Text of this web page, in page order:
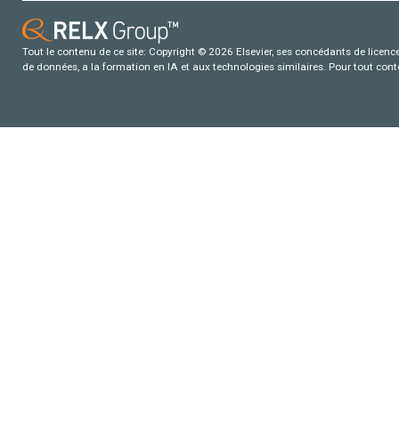
Tout le contenu de ce site: Copyright © 2026 Elsevier, ses concédants de
de données, a la formation en IA et aux technologies similaires. Pour tout